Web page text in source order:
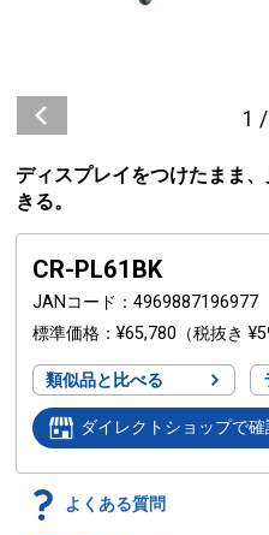
1 /
ディスプレイをつけたまま
きる。
CR-PL61BK
JANコード
4969887196977
標準価格
¥65,780 （税抜き
類似品と比べる
ダイレクトショップで確
よくある質問